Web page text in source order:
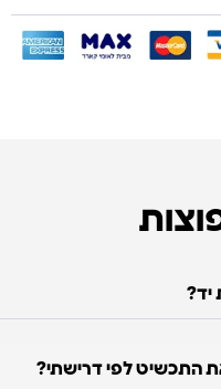
יד?
התכשיט לפי דרישתי?